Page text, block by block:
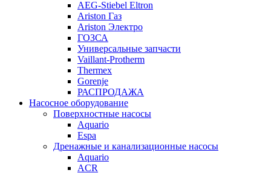
AEG-Stiebel Eltron
Ariston Газ
Ariston Электро
ГОЗСА
Универсальные запчасти
Vaillant-Protherm
Thermex
Gorenje
РАСПРОДАЖА
Насосное оборудование
Поверхностные насосы
Aquario
Espa
Дренажные и канализационные насосы
Aquario
ACR